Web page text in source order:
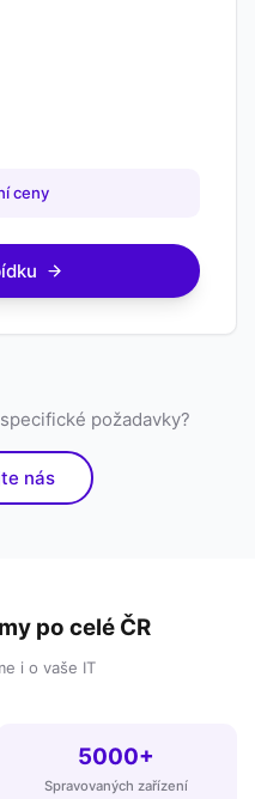
ceny
požadavky?
nás
po celé ČR
i o vaše IT
5000+
Spravovaných zařízení